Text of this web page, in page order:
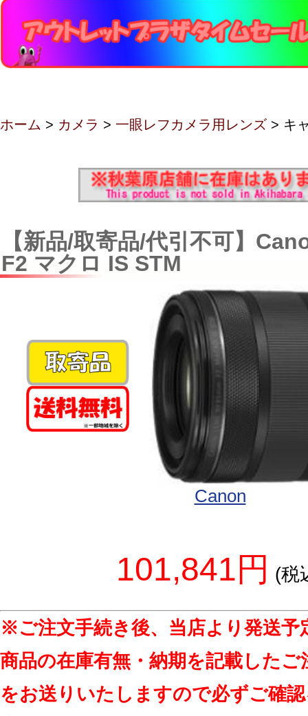
ホーム > カメラ > 一眼レフカメラ用レンズ > キ
【新品/取寄品/代引不可】
F2 マクロ IS STM
Canon
101,841円 (税
※ご注文手続き後、当店より発送予
商品の在庫有無・納期を記載したご
をお送りいたしますので必ずご確